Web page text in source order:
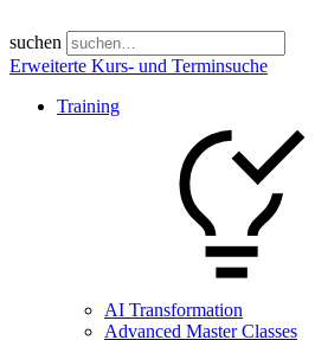
suchen
Erweiterte Kurs- und Terminsuche
Training
AI Transformation
Advanced Master Classes